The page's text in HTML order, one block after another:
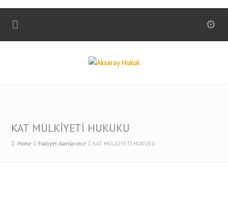
KAT MÜLKİYETİ HUKUKU
Home Faaliyet Alanlarımız KAT MÜLKİYETİ HUKUKU